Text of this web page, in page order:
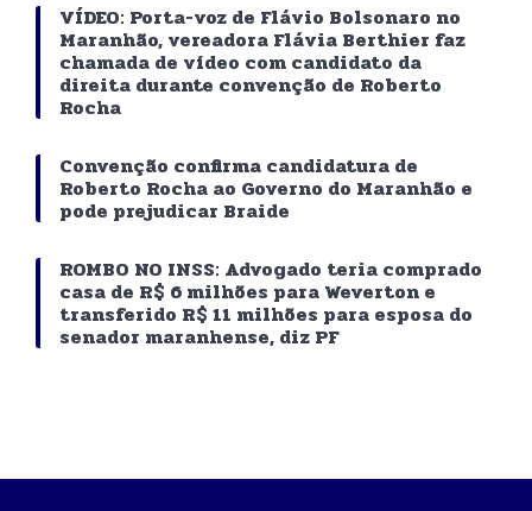
VÍDEO: Porta-voz de Flávio Bolsonaro no
Maranhão, vereadora Flávia Berthier faz
chamada de vídeo com candidato da
direita durante convenção de Roberto
Rocha
Convenção confirma candidatura de
Roberto Rocha ao Governo do Maranhão e
pode prejudicar Braide
ROMBO NO INSS: Advogado teria comprado
casa de R$ 6 milhões para Weverton e
transferido R$ 11 milhões para esposa do
senador maranhense, diz PF